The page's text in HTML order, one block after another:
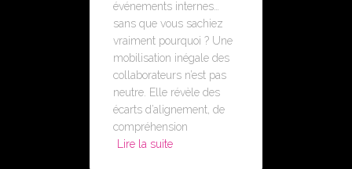
événements internes…
sans que vous sachiez
vraiment pourquoi ? Une
mobilisation inégale des
collaborateurs n’est pas
neutre. Elle révèle des
écarts d’alignement, de
compréhension
Lire la suite